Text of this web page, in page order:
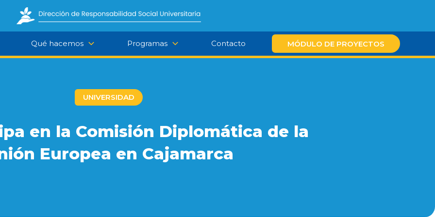
Qué hacemos Programas Contacto MÓDULO DE PROYECTOS
UNIVERSIDAD
en la Comisión Diplomática de la
Europea en Cajamarca